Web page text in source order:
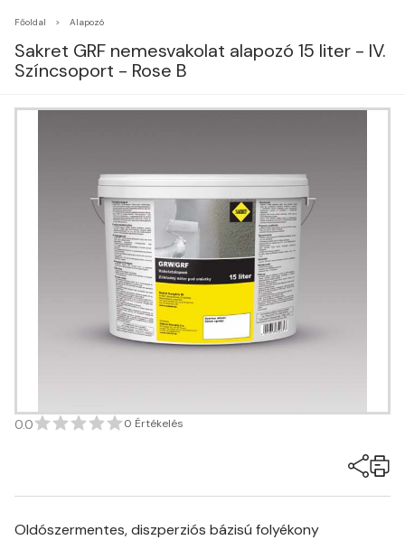
Főoldal Alapozó
Sakret GRF nemesvakolat alapozó 15 liter - IV.
Színcsoport - Rose B
0.0 0 Értékelés
Oldószermentes, diszperziós bázisú folyékony